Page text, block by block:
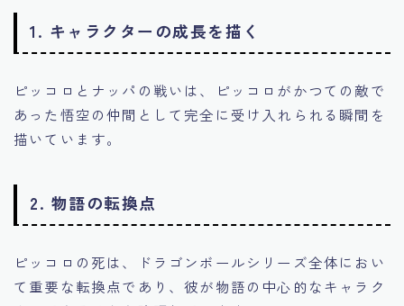
1. キャラクターの成長を描く
ピッコロとナッパの戦いは、ピッコロがかつての敵で
あった悟空の仲間として完全に受け入れられる瞬間を
描いています。
2. 物語の転換点
ピッコロの死は、ドラゴンボールシリーズ全体におい
て重要な転換点であり、彼が物語の中心的なキャラク